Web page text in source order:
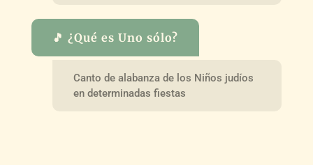
🎵 ¿Qué es Uno sólo?
Canto de alabanza de los Niños judíos
en determinadas fiestas